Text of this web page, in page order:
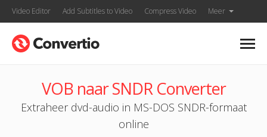
Video Editor Add Subtitles to Video Compress Video Meer
VOB naar SNDR Converter
Extraheer dvd-audio in MS-DOS SNDR-formaat
online